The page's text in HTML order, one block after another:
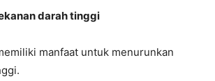
darah tinggi
manfaat untuk menurunkan